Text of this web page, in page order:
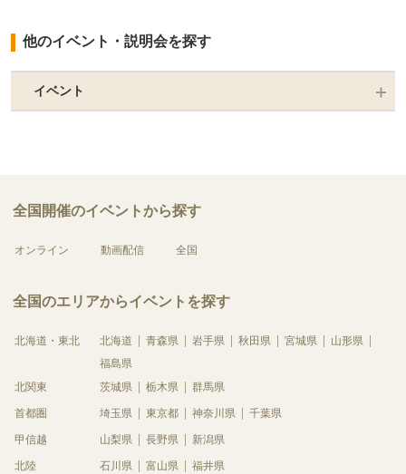
他のイベント・説明会を探す
イベント
全国開催のイベントから探す
オンライン 動画配信 全国
全国のエリアからイベントを探す
北海道・東北 北海道 青森県 岩手県 秋田県 宮城県
山形県
福島県
北関東
茨城県 栃木県 群馬県
首都圏 埼玉県 東京都 神奈川県 千葉県
甲信越 山梨県 長野県 新潟県
北陸 石川県 富山県 福井県